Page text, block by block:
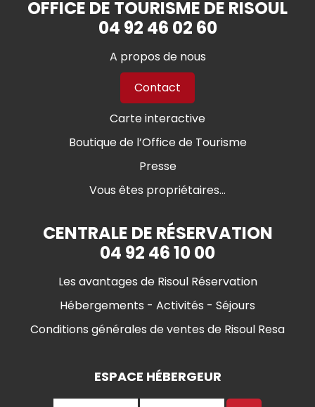
OFFICE DE TOURISME DE RISOUL
04 92 46 02 60
A propos de nous
Contact
Carte interactive
Boutique de l’Office de Tourisme
Presse
Vous êtes propriétaires...
CENTRALE DE RÉSERVATION
04 92 46 10 00
Les avantages de Risoul Réservation
Hébergements - Activités - Séjours
Conditions générales de ventes de Risoul Resa
ESPACE HÉBERGEUR